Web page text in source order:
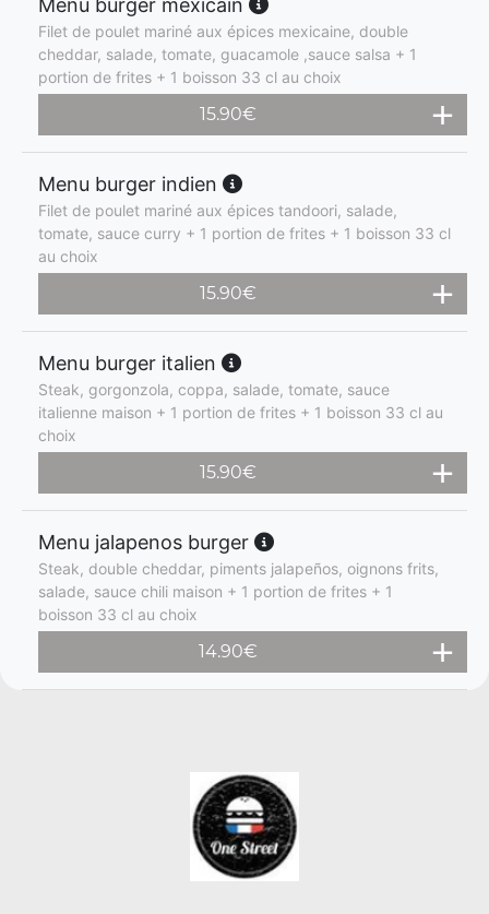
Menu burger mexicain
Filet de poulet mariné aux épices mexicaine, double
cheddar, salade, tomate, guacamole ,sauce salsa + 1
portion de frites + 1 boisson 33 cl au choix
15.90€
Menu burger indien
Filet de poulet mariné aux épices tandoori, salade,
tomate, sauce curry + 1 portion de frites + 1 boisson 33 cl
au choix
15.90€
Menu burger italien
Steak, gorgonzola, coppa, salade, tomate, sauce
italienne maison + 1 portion de frites + 1 boisson 33 cl au
choix
15.90€
Menu jalapenos burger
Steak, double cheddar, piments jalapeños, oignons frits,
salade, sauce chili maison + 1 portion de frites + 1
boisson 33 cl au choix
14.90€